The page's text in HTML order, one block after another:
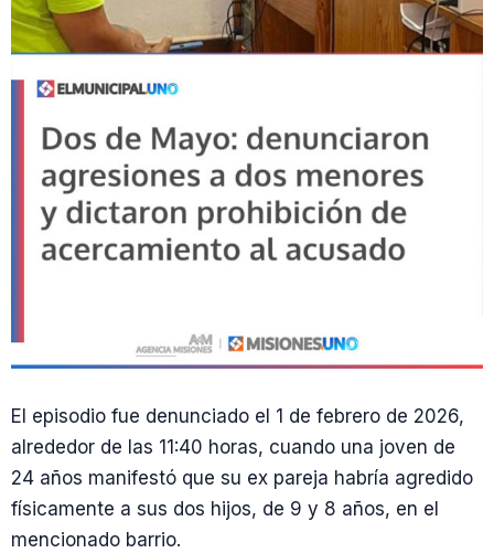
El episodio fue denunciado el 1 de febrero de 2026,
alrededor de las 11:40 horas, cuando una joven de
24 años manifestó que su ex pareja habría agredido
físicamente a sus dos hijos, de 9 y 8 años, en el
mencionado barrio.